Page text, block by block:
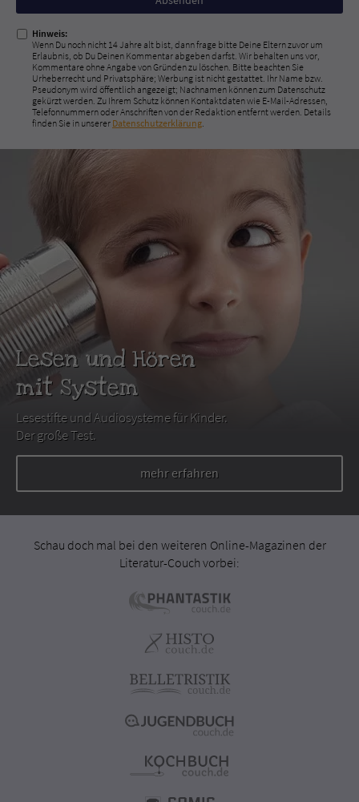
ausfüllen!
Hinweis:
Wenn Du noch nicht 14 Jahre alt bist, dann frage bitte Deine Eltern zuvor um
Erlaubnis, ob Du Deinen Kommentar abgeben darfst. Wir behalten uns vor,
Kommentare ohne Angabe von Gründen zu löschen. Bitte beachten Sie
Urheberrecht und Privatsphäre; Werbung ist nicht gestattet. Ihr Name bzw.
Pseudonym wird öffentlich angezeigt; Nachnamen können zum Datenschutz
gekürzt werden. Zu Ihrem Schutz können Kontaktdaten wie E-Mail-Adressen,
Telefonnummern oder Anschriften von der Redaktion entfernt werden. Details
finden Sie in unserer Datenschutzerklärung
Lesen und Hören
mit System
Lesestifte und Audiosysteme für Kinder.
Der große Test.
mehr erfahren
Schau doch mal bei den weiteren Online-Magazinen der
Literatur-Couch vorbei: